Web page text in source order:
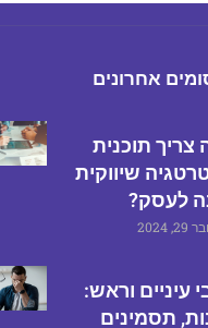
אחרונים
צריך תוכנית
שיווקית
לעסק?
2024
עיניים וראש:
תסמינים